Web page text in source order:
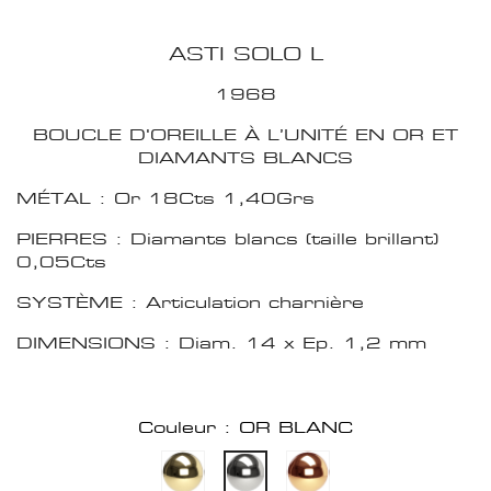
ASTI SOLO L
1968
BOUCLE D'OREILLE À L’UNITÉ EN OR ET
DIAMANTS BLANCS
MÉTAL : Or 18Cts 1,40Grs
PIERRES : Diamants blancs (taille brillant)
0,05Cts
SYSTÈME : Articulation charnière
DIMENSIONS : Diam. 14 x Ep. 1,2 mm
Couleur : OR BLANC